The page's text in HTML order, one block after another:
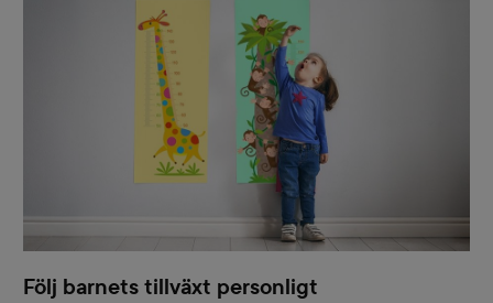
Följ barnets tillväxt personligt